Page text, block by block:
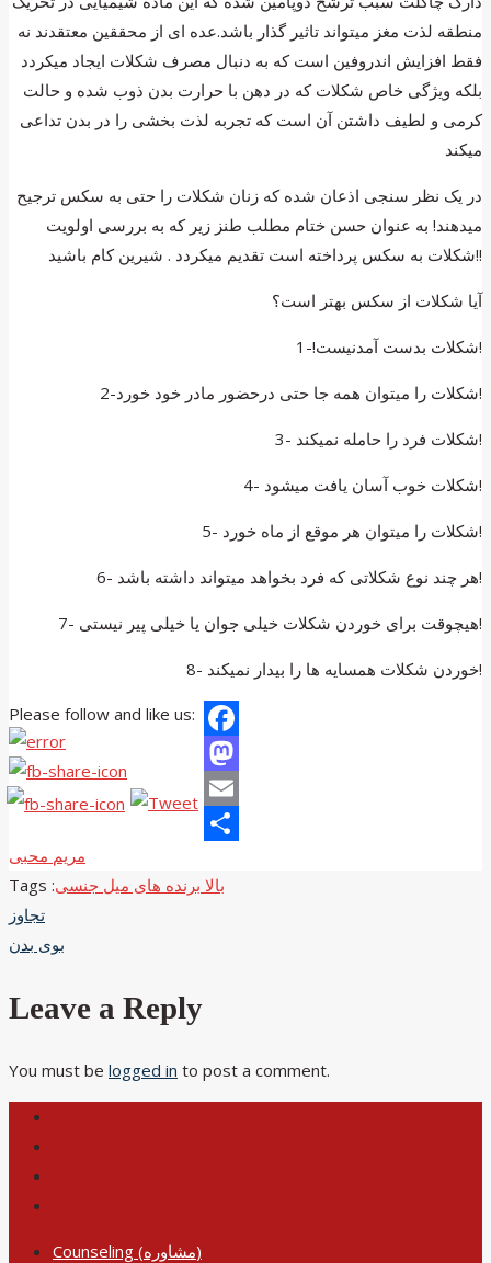
منطقه لذت مغز میتواند تاثیر گذار باشد.عده ای از محققین معتقدند نه
فقط افزایش اندروفین است که به دنبال مصرف شکلات ایجاد میکردد
بلکه ویژگی خاص شکلات که در دهن با حرارت بدن ذوب شده و حالت
کرمی و لطیف داشتن آن است که تجربه لذت بخشی را در بدن تداعی
میکند
در یک نظر سنجی اذعان شده که زنان شکلات را حتی به سکس ترجیح
میدهند! به عنوان حسن ختام مطلب طنز زیر که به بررسی اولویت
شکلات به سکس پرداخته است تقدیم میکردد . شیرین کام باشید!!
آیا شکلات از سکس بهتر است؟
1-!شکلات بدست آمدنیست!
2-شکلات را میتوان همه جا حتی درحضور مادر خود خورد!
3- شکلات فرد را حامله نمیکند!
4- شکلات خوب آسان یافت میشود!
5- شکلات را میتوان هر موقع از ماه خورد!
6- هر چند نوع شکلاتی که فرد بخواهد میتواند داشته باشد!
7- هیچوقت برای خوردن شکلات خیلی جوان یا خیلی پیر نیستی!
8- خوردن شکلات همسایه ها را بیدار نمیکند!
Please follow and like us:
Facebook
Mastodon
Email
Share
مریم محبی
Tags :بالا برنده های میل جنسی
Post
navigation
تجاوز
بوی بدن
Leave a Reply
You must be logged in to post a comment.
Counseling (مشاوره)